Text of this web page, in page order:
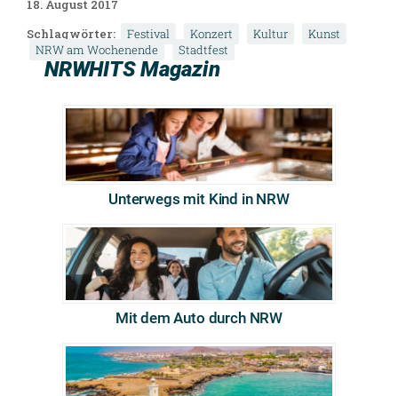
18. August 2017
Schlagwörter:
Festival Konzert Kultur
Kunst
NRW am Wochenende
Stadtfest
NRWHITS Magazin
Unterwegs mit Kind in NRW
Mit dem Auto durch NRW